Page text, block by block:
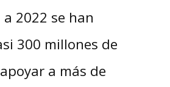
2022 se han
300 millones de
a más de